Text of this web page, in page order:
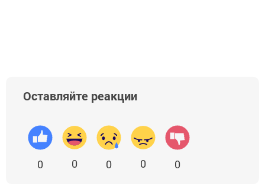
Оставляйте реакции
0 0 0 0 0